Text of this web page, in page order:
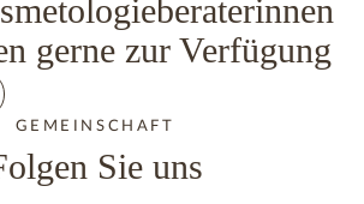
gerne zur Verfügung
GEMEINSCHAFT
Sie uns